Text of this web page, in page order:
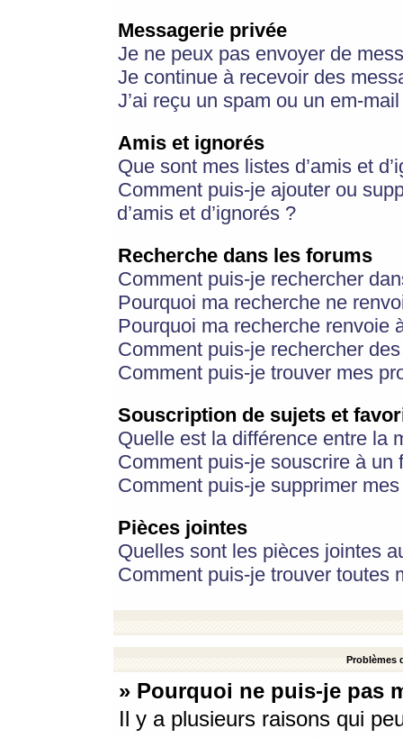
Messagerie privée
Je ne peux pas envoyer de
Je continue à recevoir des
J’ai reçu un spam ou un em-
Amis et ignorés
Que sont mes listes d’amis et
Comment puis-je ajouter ou
d’amis et d’ignorés ?
Recherche dans les forums
Comment puis-je rechercher
Pourquoi ma recherche ne
Pourquoi ma recherche renvoie
Comment puis-je rechercher
Comment puis-je trouver mes
Souscription de sujets et
Quelle est la différence entre la
Comment puis-je souscrire à
Comment puis-je supprimer
Pièces jointes
Quelles sont les pièces jointes
Comment puis-je trouver toutes
Problèmes
» Pourquoi ne puis-je pas
Il y a plusieurs raisons qui